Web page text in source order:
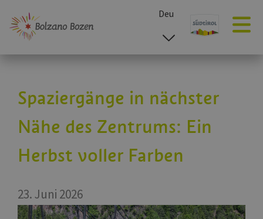
Deu
esp
ita
Spaziergänge in nächster
Nähe des Zentrums: Ein
Herbst voller Farben
23. Juni 2026